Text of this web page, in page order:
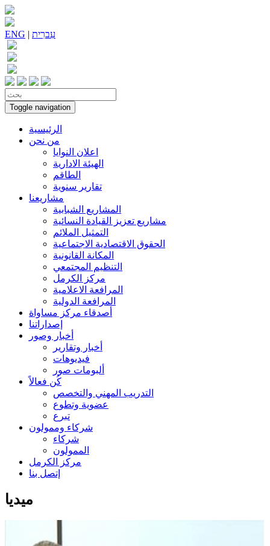
ENG | עִברִית
Toggle navigation
الرئيسية
من نحن
اعلان النوايا
الهيئة الادارية
الطاقم
تقارير سنوية
مشاريعنا
المشاريع الشبابية
مشاريع تعزيز القيادة النسائية
التمثيل الملائم
الحقوق الاقتصادية الاجتماعية
المكانة القانونية
التنظيم المجتمعي
مركز الكرمل
المرافعة الاعلامية
المرافعة الدولية
أصدقاء مركز مساواة
إصداراتنا
أخبار وصور
أخبار وتقارير
فيديوهات
ألبومات صور
كُن فعالاً
التدريب المهني والتخصص
عضوية وتطوع
تبرع
شركاء وممولون
شركاء
الممولون
مركز الكرمل
إتصل بنا
ميديا